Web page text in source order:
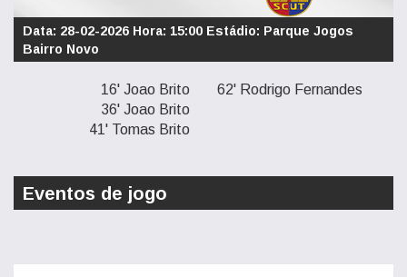
Data: 28-02-2026 Hora: 15:00 Estádio: Parque Jogos
Bairro Novo
16' Joao Brito
36' Joao Brito
41' Tomas Brito
62' Rodrigo Fernandes
Eventos de jogo